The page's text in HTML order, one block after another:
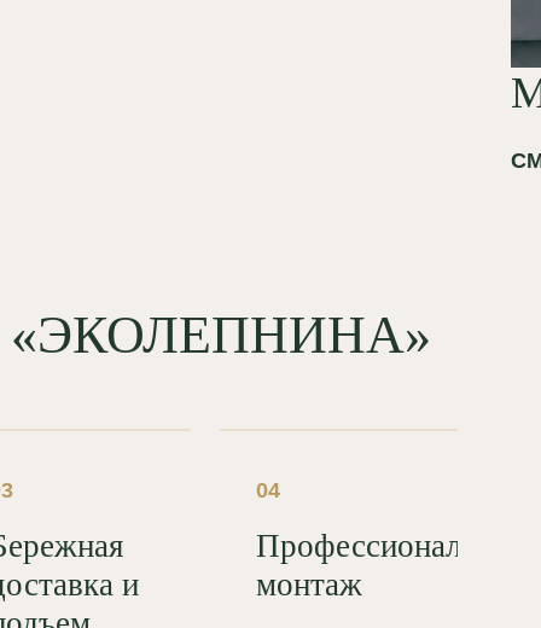
«ЭКОЛЕПНИНА»
и
04
Профессиональный
монтаж